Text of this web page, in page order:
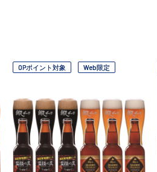
OPポイント対象 Web限定